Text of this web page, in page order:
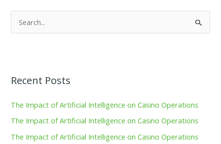
c
f
o
r
Recent Posts
The Impact of Artificial Intelligence on Casino Operations
The Impact of Artificial Intelligence on Casino Operations
The Impact of Artificial Intelligence on Casino Operations